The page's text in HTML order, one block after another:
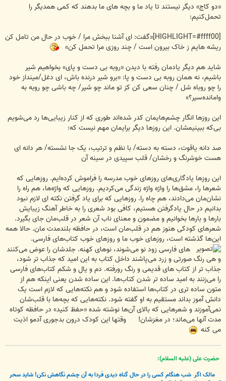
«دو کاج» دیگر نیستند تا یاد ما و بچه های ما بدهند که کمی همدیگر را
تحمل‌کنیم:
[HIGHLIGHT=#ffff00]«گفت: ای آشنا ببخش مرا / خوب در حال من تامل کن
ریشه هایم ز خاک بیرون است / چند روزی مرا تحمل کن»
شاید هم دیگر یادمان رفته با دیدن «روبه بی دست و پای» بخواهیم شیر
باشیم، نه همان روبه بی دست و پا: «برو شیر درنده باش، ای دغل/مینداز خود
را چو روباه شل / چنان سعی کن کز تو ماند چو شیر/ چه باشی چو روبه به
وامانده‌سیر؟»
این روزها انگار چشم‌هایمان کدر شده‌اند طوری که از کنار زیبایی‌ها رد می‌شویم
بی‌که ببینیمشان. این روزها دیگر برایمان مهم نیست که:
صد دانه یاقوت، دسته به دسته/ با نظم و ترتیب، یک جا نشسته/ هر دانه ای
هست خوشرنگ و رخشان/ قلب سپیدی در سینه آن
این روزها یادگاری‌های روزهای خوب مدرسه را فراموش کرده‌ایم. روزهایی که
شعر‌ها را، مشق‌ها را واژه‌‌ واژه زندگی می‌کردیم. روزهایی که واژه‌ها، هم راه را
نشان‌مان می‌دادند، هم چاه را. روزهایی که برای یاد گرفتن نکته ای لازم نبود
بدانیم در حال یادگرفتن هستیم، کافی بود شعری را به خاطر آهنگ زیبایش
بارها و بارها بخوانیم و مضمون و معنای ناب آن شعر در قلب‌مان جای بگیرد.
شعرهای کودکی هنوز هم در قلب‌مان است، در حافظه بلندمدت مان. حالا همه
این‌ها گذشته است، روزهای خوب ما و روزهای خوب کتاب‌های فارسی.
‌های فارسی زود نو می‌شوند، نوهای کهنه. جلدشان را عوض می‌کنند
و هی رنگ صورتی و زرد می‌پاشند داخل کتاب به این امید که جذاب تر شود،
جذاب تر از کتاب های قدیمی و رنگ رورفته. دم و یال و شکم کتاب‌های فارسی
را می‌زنند به امید ساده تر شدن کتاب‌ها. این ساده شدن یعنی اینکه هم از
متون ساده تری در کتاب‌ها استفاده شود و هم نکته‌هایی که لازم است یک
دانش آموز بداند مستقیم به او گفته شود. نکته‌هایی که بچه‌ها با قلب‌شان
نمی‌آموزند و شعرهایی که بالای آن‌ها نوشته شده «حفظ کنید» در حافظه کوتاه
مدت آنها می‌ماند؛ در مغزشان! وقتها این کودک درون بدجوری آدمو اذیت
می کنه
حضرت علی (علیه السلام):
مالک اگر شب هنگام کسی را در حال گناه دیدی فردا به آن چشم نگاهش نکن! شاید سحر